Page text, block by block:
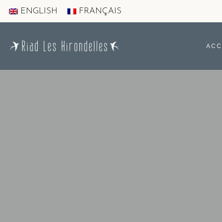
ENGLISH FRANÇAIS